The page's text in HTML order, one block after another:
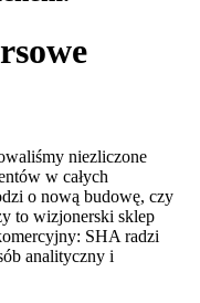
niezliczone
w całych
o nową budowę, czy
to wizjonerski sklep
SHA radzi
analityczny i